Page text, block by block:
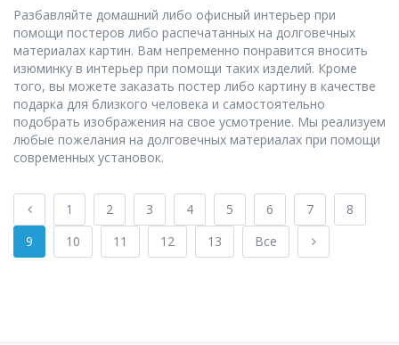
Разбавляйте домашний либо офисный интерьер при
помощи постеров либо распечатанных на долговечных
материалах картин. Вам непременно понравится вносить
изюминку в интерьер при помощи таких изделий. Кроме
того, вы можете заказать постер либо картину в качестве
подарка для близкого человека и самостоятельно
подобрать изображения на свое усмотрение. Мы реализуем
любые пожелания на долговечных материалах при помощи
современных установок.
1 2 3 4 5 6 7
8
9
10 11 12 13 Все